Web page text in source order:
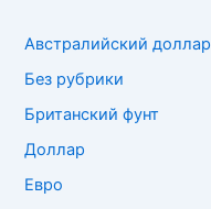
Австралийский доллар
Без рубрики
Британский фунт
Доллар
Евро